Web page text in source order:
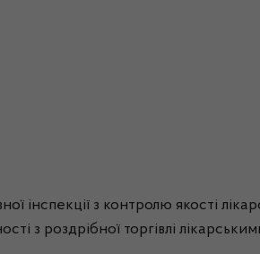
з контролю якості
з роздрібної торгівлі